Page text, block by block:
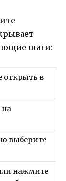
шаги:
открыть в
выберите
нажмите